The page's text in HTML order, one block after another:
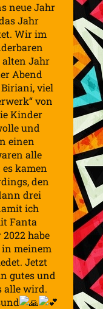
neue Jahr
Jahr
Wir im
alten Jahr
Abend
Biriani, viel
von
Kinder
und
einen
alle
kamen
den
drei
ich
Fanta
habe
meinem
Jetzt
gutes und
alle wird.